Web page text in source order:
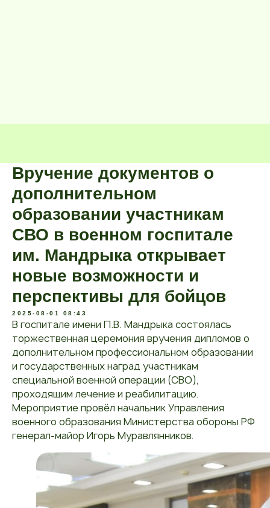
Вручение документов о
дополнительном
образовании участникам
СВО в военном госпитале
им. Мандрыка открывает
новые возможности и
перспективы для бойцов
2025-08-01 08:43
В госпитале имени П.В. Мандрыка состоялась
торжественная церемония вручения дипломов о
дополнительном профессиональном образовании
и государственных наград участникам
специальной военной операции (СВО),
проходящим лечение и реабилитацию.
Мероприятие провёл начальник Управления
военного образования Министерства обороны РФ
генерал-майор Игорь Муравлянников.